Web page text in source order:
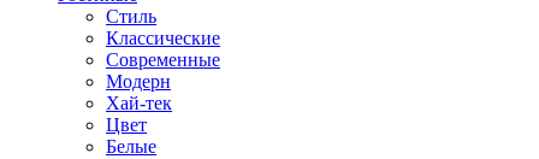
Стиль
Классические
Современные
Модерн
Хай-тек
Цвет
Белые